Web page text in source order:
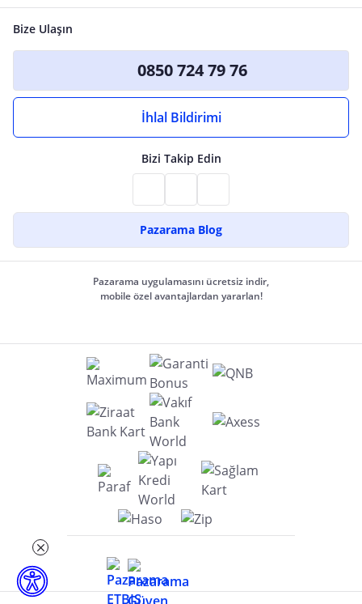
Bize Ulaşın
0850 724 79 76
İhlal Bildirimi
Bizi Takip Edin
Pazarama Blog
Pazarama uygulamasını ücretsiz indir,
mobile özel avantajlardan yararlan!